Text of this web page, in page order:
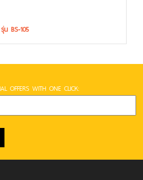
น BS-105
OFFERS WITH ONE CLICK: